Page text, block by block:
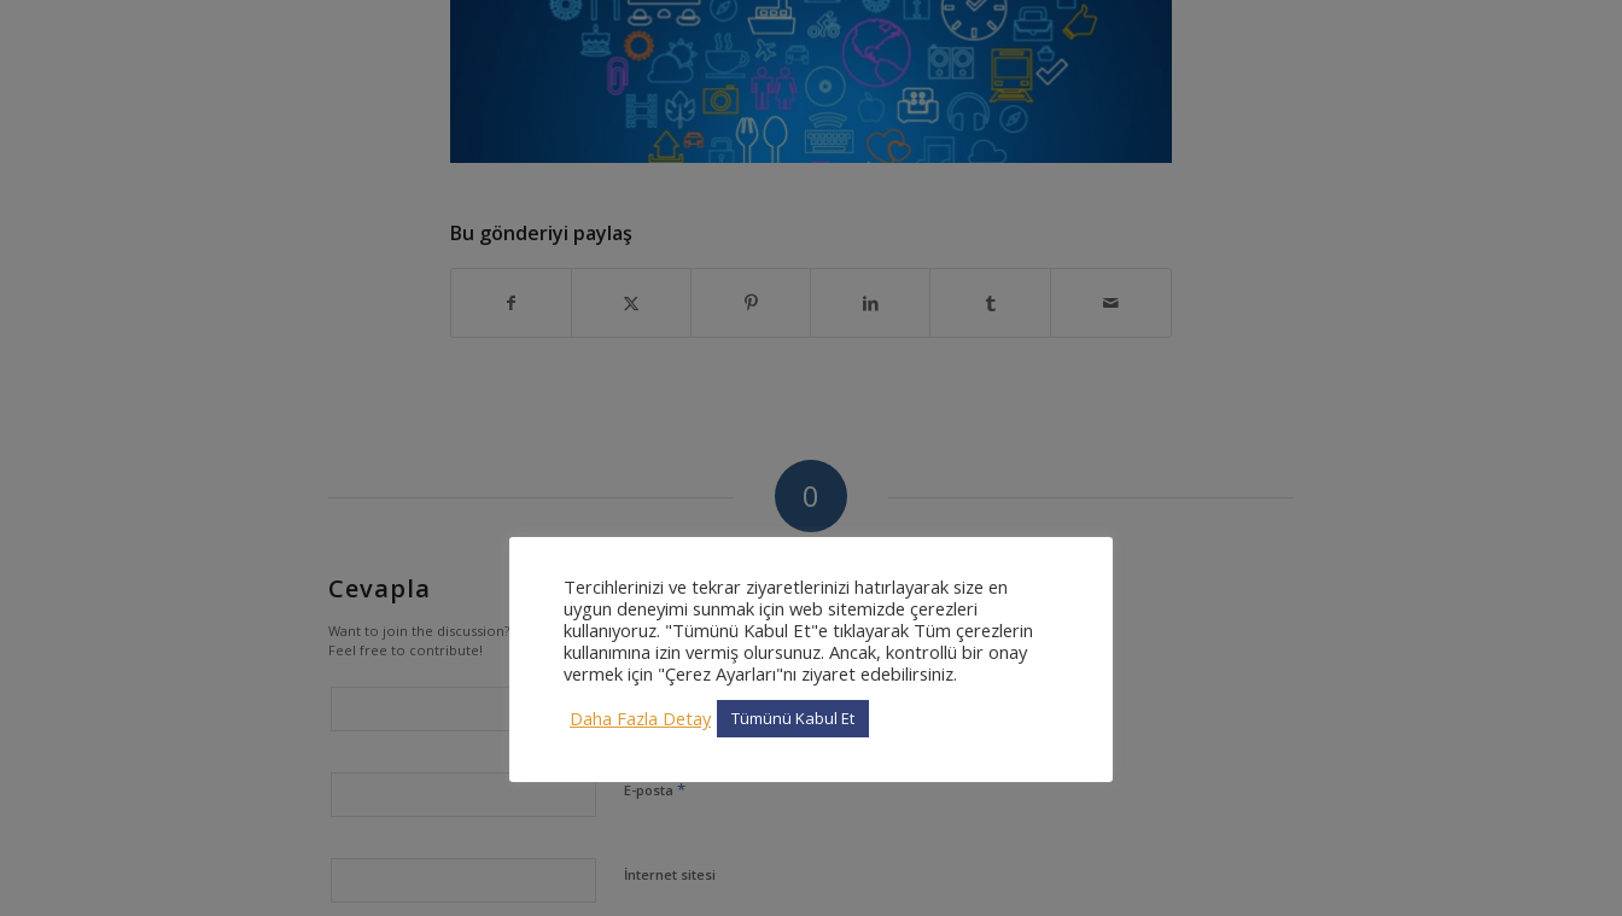
Bu gönderiyi paylaş
0
Cevapla
Want to join the discussion?
Feel free to contribute!
E-posta *
İnternet sitesi
Tercihlerinizi ve tekrar ziyaretlerinizi hatırlayarak size en
uygun deneyimi sunmak için web sitemizde çerezleri
kullanıyoruz. "Tümünü Kabul Et"e tıklayarak Tüm çerezlerin
kullanımına izin vermiş olursunuz. Ancak, kontrollü bir onay
vermek için "Çerez Ayarları"nı ziyaret edebilirsiniz.
Daha Fazla Detay
Tümünü Kabul Et